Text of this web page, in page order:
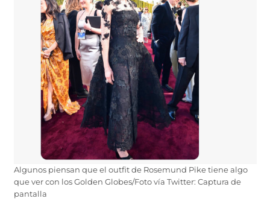
Algunos piensan que el outfit de Rosemund Pike tiene algo
que ver con los Golden Globes/Foto vía Twitter: Captura de
pantalla